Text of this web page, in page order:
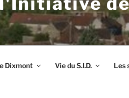
Dixmont Vie du S.I.D. Les